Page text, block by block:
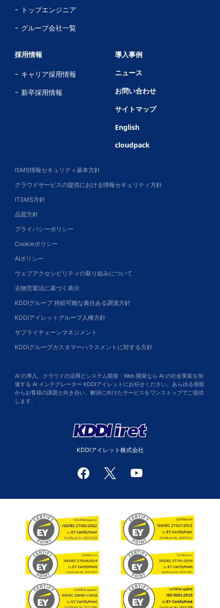
トップエンジニア
グループ会社一覧
採用情報
キャリア採用情報
新卒採用情報
導入事例
ニュース
お問い合わせ
サイトマップ
English
cloudpack
ISMS情報セキュリティ基本方針
クラウドサービスの提供における情報セキュリティ方針
ITSMS方針
品質方針
プライバシーポリシー
Cookieポリシー
AIポリシー
ウェブアクセシビリティの取り組みについて
古物営業法に基づく表示
KDDIグループ 持続可能な責任ある調達方針
KDDIアイレットグループ人権方針
サプライチェーンマネジメント
KDDIグループカスタマーハラスメントに対する方針
AI の導入、クラウドの活用とシステム開発・Web 開発なら AI の社会実装を加
速する AI インテグレーター KDDIアイレットにお任せください。あらゆる側面
からお客様の課題と向き合い、解決に向けたサービスをワンストップでご提供
します。
KDDIアイレット株式会社